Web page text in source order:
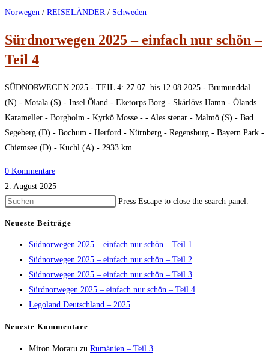
Norwegen / REISELÄNDER/ Schweden
Sürdnorwegen 2025 – einfach nur schön –
Teil 4
SÜDNORWEGEN 2025 - TEIL 4: 27.07. bis 12.08.2025 - Brumunddal
(N) - Motala (S) - Insel Öland - Eketorps Borg - Skärlövs Hamn - Ölands
Karameller - Borgholm - Kyrkö Mosse - - Ales stenar - Malmö (S) - Bad
Segeberg (D) - Bochum - Herford - Nürnberg - Regensburg - Bayern Park -
Chiemsee (D) - Kuchl (A) - 2933 km
0 Kommentare
2. August 2025
Press Escape to close the search panel.
Neueste Beiträge
Südnorwegen 2025 – einfach nur schön – Teil 1
Südnorwegen 2025 – einfach nur schön – Teil 2
Südnorwegen 2025 – einfach nur schön – Teil 3
Sürdnorwegen 2025 – einfach nur schön – Teil 4
Legoland Deutschland – 2025
Neueste Kommentare
Miron Moraru zu Rumänien – Teil 3